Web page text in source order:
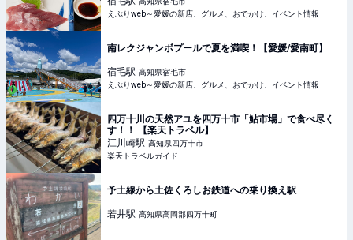
えぷりweb～愛媛の新店、グルメ、おでかけ、イベント情報
南レクジャンボプールで夏を満喫！【愛媛/愛南町】
宿毛駅 高知県宿毛市
えぷりweb～愛媛の新店、グルメ、おでかけ、イベント情報
四万十川の天然アユを四万十市「鮎市場」で食べ尽く
す！！ 【楽天トラベル】
江川崎駅 高知県四万十市
楽天トラベルガイド
予土線から土佐くろしお鉄道への乗り換え駅
若井駅 高知県高岡郡四万十町